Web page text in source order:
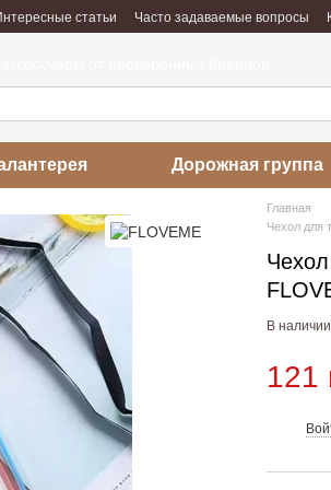
статьи Часто задаваемые вопросы
Дорожная группа
Главная
Чехол для
В наличии
121